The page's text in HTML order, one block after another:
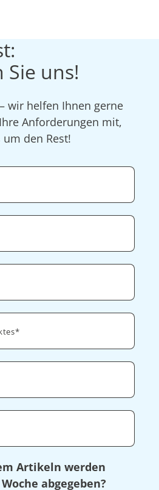
uns!
wir helfen Ihnen gerne
Anforderungen mit,
den Rest!
Artikeln werden
abgegeben?